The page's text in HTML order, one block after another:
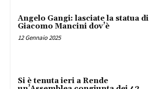
Angelo Gangi: lasciate la statua di
Giacomo Mancini dov’è
12 Gennaio 2025
Si è tenuta ieri a Rende